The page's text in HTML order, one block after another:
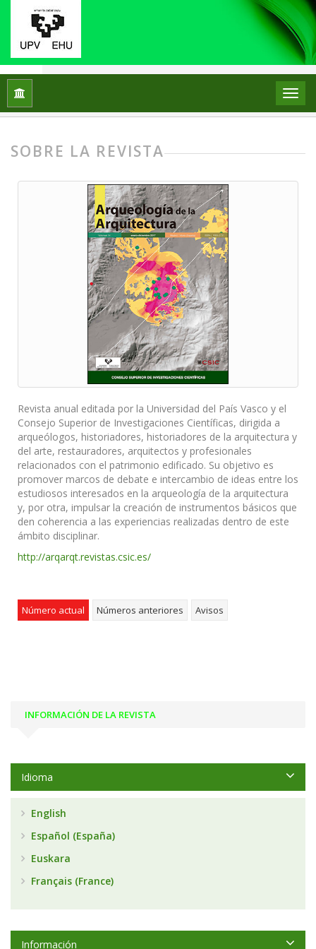
Inicio
SOBRE LA REVISTA
Revista anual editada por la Universidad del País Vasco y el
Consejo Superior de Investigaciones Científicas, dirigida a
arqueólogos, historiadores, historiadores de la arquitectura y
del arte, restauradores, arquitectos y profesionales
relacionados con el patrimonio edificado. Su objetivo es
promover marcos de debate e intercambio de ideas entre los
estudiosos interesados en la arqueología de la arquitectura
y, por otra, impulsar la creación de instrumentos básicos que
den coherencia a las experiencias realizadas dentro de este
ámbito disciplinar.
http://arqarqt.revistas.csic.es/
Número actual Números anteriores Avisos
INFORMACIÓN DE LA REVISTA
Idioma
English
Español (España)
Euskara
Français (France)
Información